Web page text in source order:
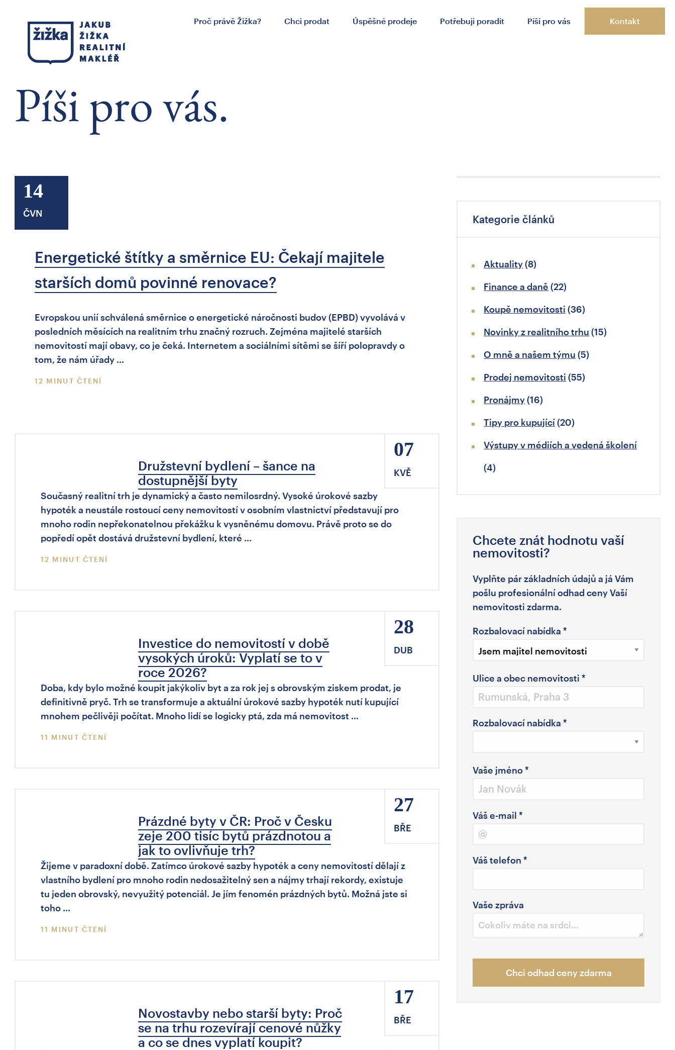
Proč právě Žižka? Chci prodat Úspěšné prodeje Potřebuji poradit Píši pro vás Kontakt
Píši pro vás.
14
ČVN
Energetické štítky a směrnice EU: Čekají majitele
starších domů povinné renovace?
Evropskou unií schválená směrnice o energetické náročnosti budov (EPBD) vyvolává v
posledních měsících na realitním trhu značný rozruch. Zejména majitelé starších
nemovitostí mají obavy, co je čeká. Internetem a sociálními sítěmi se šíří polopravdy o
tom, že nám úřady …
12 MINUT ČTENÍ
07
KVĚ
Družstevní bydlení – šance na
dostupnější byty
Současný realitní trh je dynamický a často nemilosrdný. Vysoké úrokové sazby
hypoték a neustále rostoucí ceny nemovitostí v osobním vlastnictví představují pro
mnoho rodin nepřekonatelnou překážku k vysněnému domovu. Právě proto se do
popředí opět dostává družstevní bydlení, které …
12 MINUT ČTENÍ
28
DUB
Investice do nemovitostí v době
vysokých úroků: Vyplatí se to v
roce 2026?
Doba, kdy bylo možné koupit jakýkoliv byt a za rok jej s obrovským ziskem prodat, je
definitivně pryč. Trh se transformuje a aktuální úrokové sazby hypoték nutí kupující
mnohem pečlivěji počítat. Mnoho lidí se logicky ptá, zda má nemovitost …
11 MINUT ČTENÍ
27
BŘE
Prázdné byty v ČR: Proč v Česku
zeje 200 tisíc bytů prázdnotou a
jak to ovlivňuje trh?
Žijeme v paradoxní době. Zatímco úrokové sazby hypoték a ceny nemovitostí dělají z
vlastního bydlení pro mnoho rodin nedosažitelný sen a nájmy trhají rekordy, existuje
tu jeden obrovský, nevyužitý potenciál. Je jím fenomén prázdných bytů. Možná jste si
toho …
11 MINUT ČTENÍ
17
BŘE
Novostavby nebo starší byty: Proč
se na trhu rozevírají cenové nůžky
a co se dnes vyplatí koupit?
Kategorie článků
Aktuality(8)
Finance a daně (22)
Koupě nemovitosti (36)
Novinky z realitního trhu (15)
O mně a našem týmu (5)
Prodej nemovitosti (55)
Pronájmy(16)
Tipy pro kupující(20)
Výstupy v médiích a vedená školení
(4)
Chcete znát hodnotu vaší
nemovitosti?
Vyplňte pár základních údajů a já Vám
pošlu profesionální odhad ceny Vaší
nemovitosti zdarma.
Rozbalovací nabídka *
Ulice a obec nemovitosti *
Rozbalovací nabídka *
Vaše jméno*
Váš e-mail *
Váš telefon *
Vaše zpráva
Chci odhad ceny zdarma